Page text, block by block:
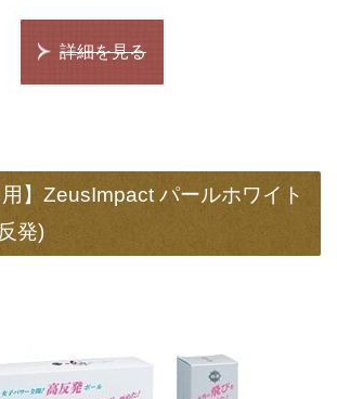
詳細を見る
用】ZeusImpact パールホワイト
発)